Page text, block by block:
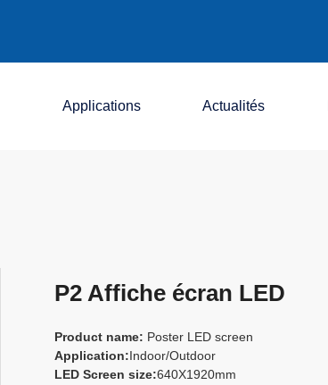
Applications Actualités
P2 Affiche écran LED
Product name: Poster LED screen
Application:Indoor/Outdoor
LED Screen size:640X1920mm